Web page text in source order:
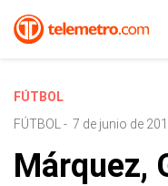
FÚTBOL
FÚTBOL
- 7 de junio de
Márquez,